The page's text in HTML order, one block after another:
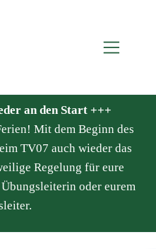
an den Start +++
Mit dem Beginn des
TV07 auch wieder das
Regelung für eure
oder eurem